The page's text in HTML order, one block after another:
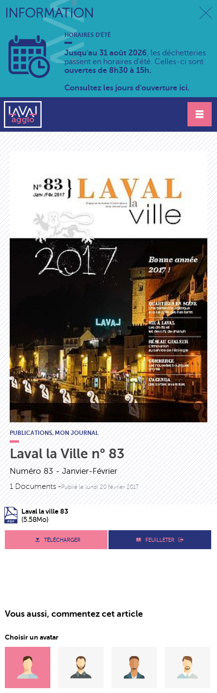
INFORMATION
HORAIRES D'ÉTÉ
Jusqu'au 31 août 2026, les déchetteries
passent en horaires d'été. Celles-ci sont
ouvertes de 8h30 à 15h.
Consultez les jours d'ouverture ici.
PUBLICATIONS,MON JOURNAL
Laval la Ville n° 83
Numéro 83 - Janvier-Février
1 Documents -Publié lelundi 20 février 2017
Laval la ville 83
(5.58Mo)
TÉLÉCHARGER FEUILLETER
Vous aussi, commentez cet article
Choisir un avatar